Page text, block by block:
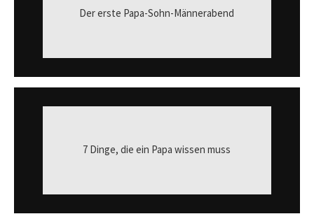
Der erste Papa-Sohn-Männerabend
7 Dinge, die ein Papa wissen muss